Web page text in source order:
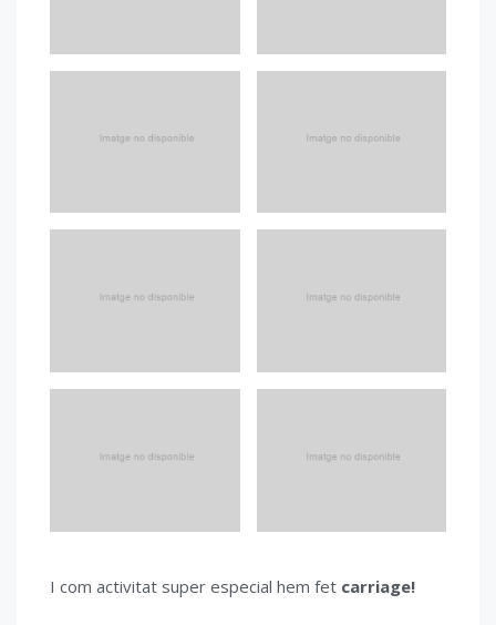
I com activitat super especial hem fet carriage!